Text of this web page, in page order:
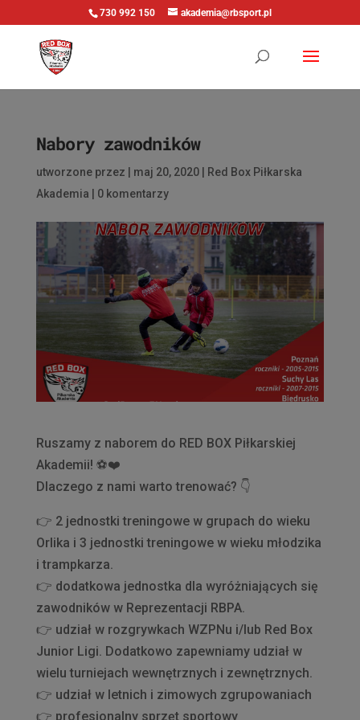
730 992 150 akademia@rbsport.pl
Nabory zawodników
utworzone przez maj 20, 2020|
Red Box Piłkarska
Akademia
0 komentarzy
Ruszamy z naborem do RED BOX Piłkarskiej
Akademii! ⚽️❤️
Dlaczego z nami warto trenować? 👇
👉 2 jednostki treningowe w grupach do wieku
Orlika i 3 jednostki treningowe w wieku młodzika
i trampkarza.
👉 dodatkowa jednostka dla wyróżniających się
zawodników w Reprezentacji RBPA.
👉 udział w rozgrywkach WZPNu i/lub Red Box
Junior Ligi. Dodatkowo zapewniamy udział w
wielu turniejach wewnętrznych i zewnętrznych.
👉 udział w letnich i zimowych zgrupowaniach
👉 profesjonalny sprzęt sportowy